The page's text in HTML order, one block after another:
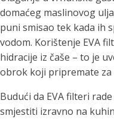
domaćeg maslinovog
puni smisao tek kada ih
vodom. Korištenje EVA
hidracije iz čaše – to je
obrok koji pripremate za
Budući da EVA filteri
smjestiti izravno na